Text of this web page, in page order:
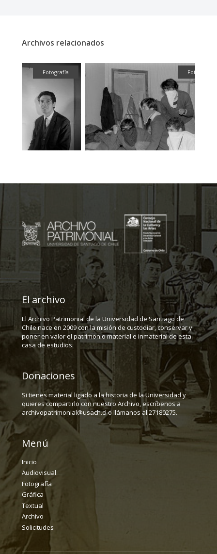
Archivos relacionados
Fotografía Fotografía
El archivo
El Archivo Patrimonial de la Universidad de Santiago de
Chile nace en 2009 con la misión de custodiar, conservar y
poner en valor el patrimonio material e inmaterial de esta
casa de estudios.
Donaciones
Si tienes material ligado a la historia de la Universidad y
quieres compartirlo con nuestro Archivo, escríbenos a
archivopatrimonial@usach.cl o llámanos al 27180275.
Menú
Inicio
Audiovisual
Fotografía
Gráfica
Textual
Archivo
Solicitudes